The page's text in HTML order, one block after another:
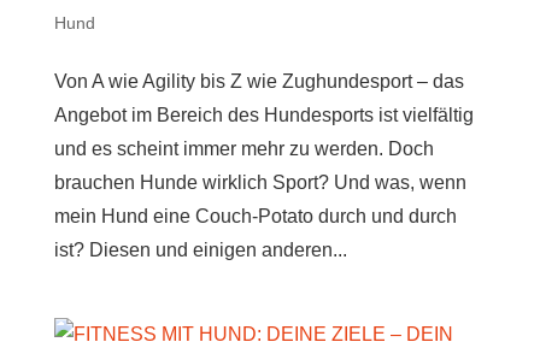
Hund
Von A wie Agility bis Z wie Zughundesport – das
Angebot im Bereich des Hundesports ist vielfältig
und es scheint immer mehr zu werden. Doch
brauchen Hunde wirklich Sport? Und was, wenn
mein Hund eine Couch-Potato durch und durch
ist? Diesen und einigen anderen...